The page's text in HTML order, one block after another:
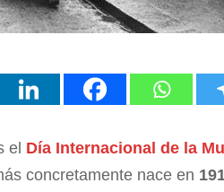
el Día Internacional de la
concretamente nace en